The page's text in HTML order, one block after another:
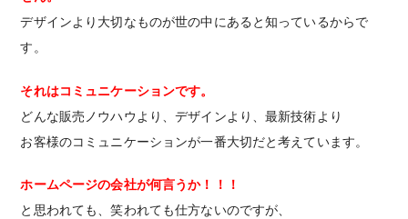
デザインより大切なものが世の中にあると知っているからで
す。
それはコミュニケーションです。
どんな販売ノウハウより、デザインより、最新技術より
お客様のコミュニケーションが一番大切だと考えています。
ホームページの会社が何言うか！！！
と思われても、笑われても仕方ないのですが、